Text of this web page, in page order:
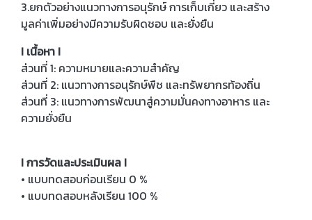
3.ยกตัวอย่างแนวทางการอนุรักษ์ การเก็บเกี่ยว และสร้าง
มูลค่าเพิ่มอย่างมีความรับผิดชอบ และยั่งยืน
I เนื้อหา I
ส่วนที่ 1: ความหมายและความสำคัญ
ส่วนที่ 2: แนวทางการอนุรักษ์พืช และทรัพยากรท้องถิ่น
ส่วนที่ 3: แนวทางการพัฒนาสู่ความมั่นคงทางอาหาร และ
ความยั่งยืน
I การวัดและประเมินผล I
• แบบทดสอบก่อนเรียน 0 %
• แบบทดสอบหลังเรียน 100 %